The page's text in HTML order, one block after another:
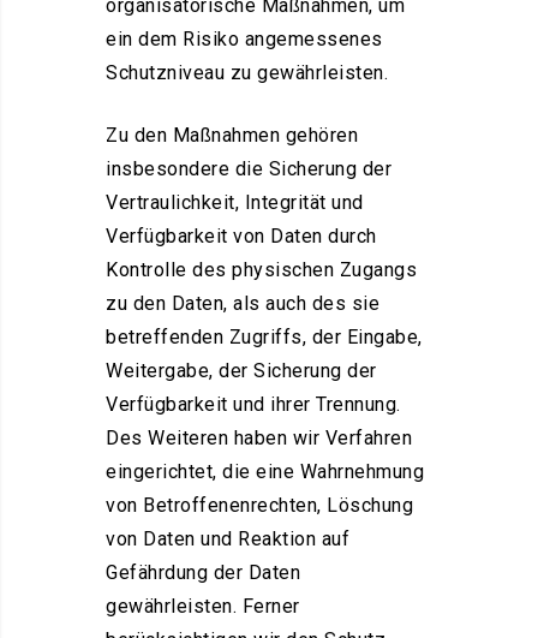
organisatorische Maßnahmen, um
ein dem Risiko angemessenes
Schutzniveau zu gewährleisten.
Zu den Maßnahmen gehören
insbesondere die Sicherung der
Vertraulichkeit, Integrität und
Verfügbarkeit von Daten durch
Kontrolle des physischen Zugangs
zu den Daten, als auch des sie
betreffenden Zugriffs, der Eingabe,
Weitergabe, der Sicherung der
Verfügbarkeit und ihrer Trennung.
Des Weiteren haben wir Verfahren
eingerichtet, die eine Wahrnehmung
von Betroffenenrechten, Löschung
von Daten und Reaktion auf
Gefährdung der Daten
gewährleisten. Ferner